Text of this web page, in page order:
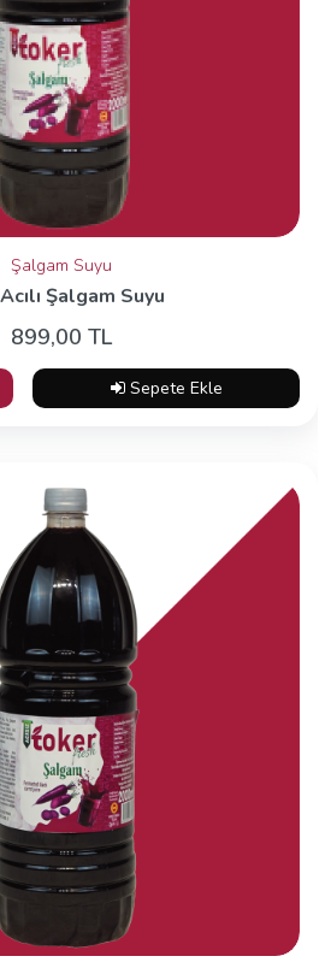
Şalgam Suyu
Şalgam Suyu
899,00 TL
Sepete Ekle